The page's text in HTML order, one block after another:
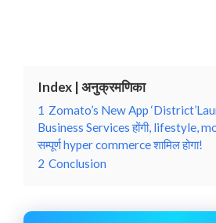
Index | अनुक्रमणिका
1 Zomato’s New App
Business Services होंगी, lifestyle,
सम्पूर्ण hyper commerce शामिल होगा!
2 Conclusion